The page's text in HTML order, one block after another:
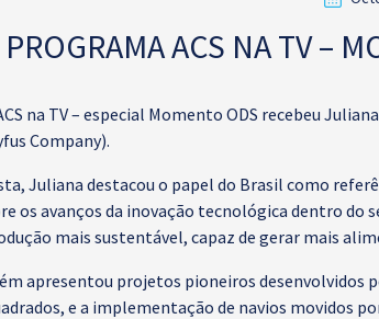
PROGRAMA ACS NA TV –
na TV – especial Momento ODS recebeu
Company).
Juliana destacou o papel do Brasil como
os avanços da inovação tecnológica dentro do
mais sustentável, capaz de gerar mais
apresentou projetos pioneiros desenvolvidos
e a implementação de navios movidos